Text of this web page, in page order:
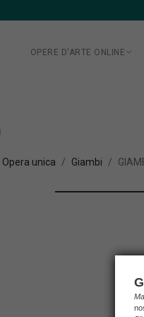
OPERE D'ARTE ONLINE
Opera unica Giambi